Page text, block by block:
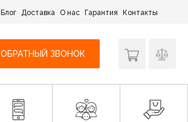
Блог Доставка О нас Гарантия Контакты
ОБРАТНЫЙ ЗВОНОК